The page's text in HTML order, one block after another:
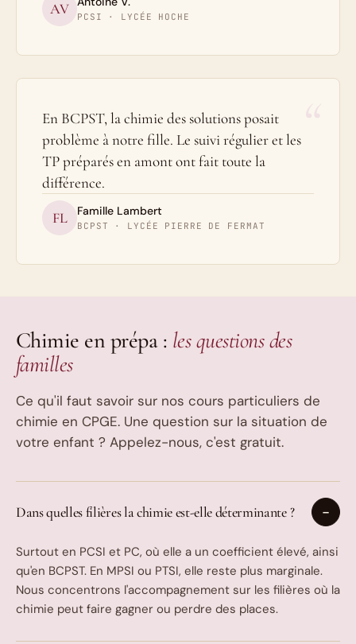
AV PCSI · LYCÉE HOCHE
En BCPST, la chimie des solutions posait
problème à notre fille. Le suivi régulier et les
TP préparés en amont ont fait toute la
différence.
FL Famille Lambert
BCPST · LYCÉE PIERRE DE FERMAT
Chimie en prépa : les questions des
familles
Ce qu'il faut savoir sur nos cours particuliers de
chimie en CPGE. Une question sur la situation de
votre enfant ? Appelez-nous, c'est gratuit.
Dans quelles filières la chimie est-elle déterminante ?
Surtout en PCSI et PC, où elle a un coefficient élevé, ainsi
qu'en BCPST. En MPSI ou PTSI, elle reste plus marginale.
Nous concentrons l'accompagnement sur les filières où la
chimie peut faire gagner ou perdre des places.